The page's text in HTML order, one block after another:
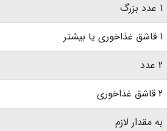
1 عدد بزرگ
1 قاشق غذاخوری یا بیشتر
2 عدد
2 قاشق غذاخوری
به مقدار لازم